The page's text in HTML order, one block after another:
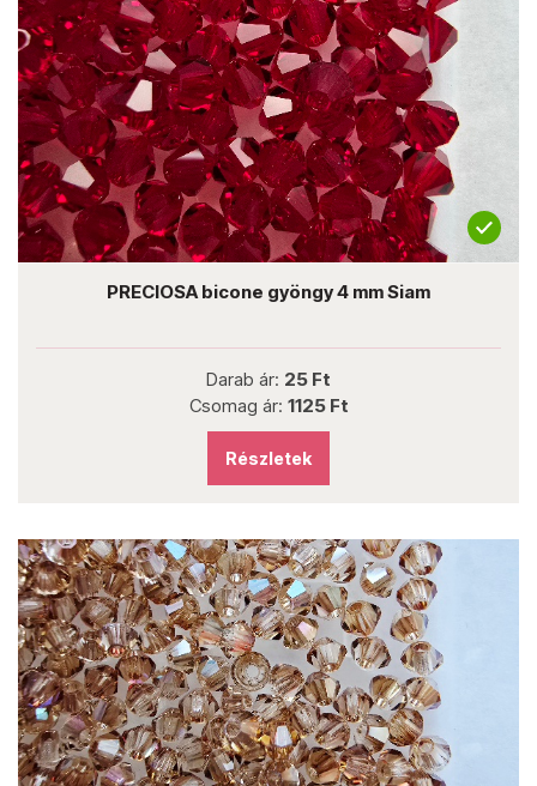
PRECIOSA bicone gyöngy 4 mm Siam
Darab ár: 25 Ft
Csomag ár: 1125 Ft
Részletek